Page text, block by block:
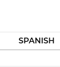
SPANISH